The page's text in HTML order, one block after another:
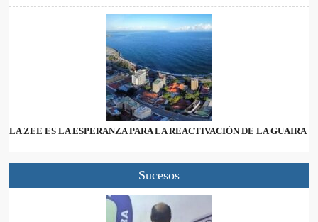
LA ZEE ES LA ESPERANZA PARA LA REACTIVACIÓN DE LA GUAIRA
Sucesos